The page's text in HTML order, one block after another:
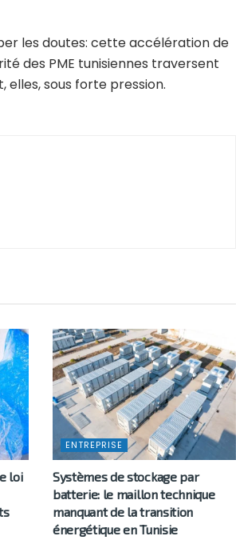
les doutes: cette accélération de
des PME tunisiennes traversent
sous forte pression.
loi
ENTREPRISE
Systèmes de stockage par
batterie: le maillon technique
manquant de la transition
énergétique en Tunisie